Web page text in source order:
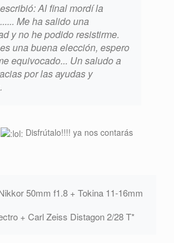
Al final mordí la
Me ha salido una
y no he podido resistirme.
una buena elección, espero
equivocado... Un saludo a
por las ayudas y
Disfrútalo!!!! ya nos contarás
50mm f1.8 + Tokina 11-16mm
+ Carl Zeiss Distagon 2/28 T*